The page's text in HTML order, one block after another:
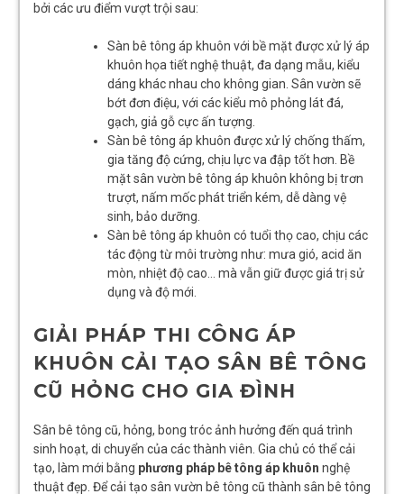
bởi các ưu điểm vượt trội sau:
Sàn bê tông áp khuôn với bề mặt được xử lý áp
khuôn họa tiết nghệ thuật, đa dạng mẫu, kiểu
dáng khác nhau cho không gian. Sân vườn sẽ
bớt đơn điệu, với các kiểu mô phỏng lát đá,
gạch, giả gỗ cực ấn tượng.
Sàn bê tông áp khuôn được xử lý chống thấm,
gia tăng độ cứng, chịu lực va đập tốt hơn. Bề
mặt sân vườn bê tông áp khuôn không bị trơn
trượt, nấm mốc phát triển kém, dễ dàng vệ
sinh, bảo dưỡng.
Sàn bê tông áp khuôn có tuổi thọ cao, chịu các
tác động từ môi trường như: mưa gió, acid ăn
mòn, nhiệt độ cao… mà vẫn giữ được giá trị sử
dụng và độ mới.
GIẢI PHÁP THI CÔNG ÁP
KHUÔN CẢI TẠO SÂN BÊ TÔNG
CŨ HỎNG CHO GIA ĐÌNH
Sân bê tông cũ, hỏng, bong tróc ảnh hưởng đến quá trình
sinh hoạt, di chuyển của các thành viên. Gia chủ có thể cải
tạo, làm mới bằng phương pháp bê tông áp khuôn nghệ
thuật đẹp. Để cải tạo sân vườn bê tông cũ thành sân bê tông